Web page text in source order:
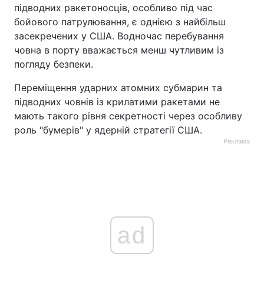
підводних ракетоносців, особливо під час
бойового патрулювання, є однією з найбільш
засекречених у США. Водночас перебування
човна в порту вважається менш чутливим із
погляду безпеки.
Переміщення ударних атомних субмарин та
підводних човнів із крилатими ракетами не
мають такого рівня секретності через особливу
роль "бумерів" у ядерній стратегії США.
Реклама
ad